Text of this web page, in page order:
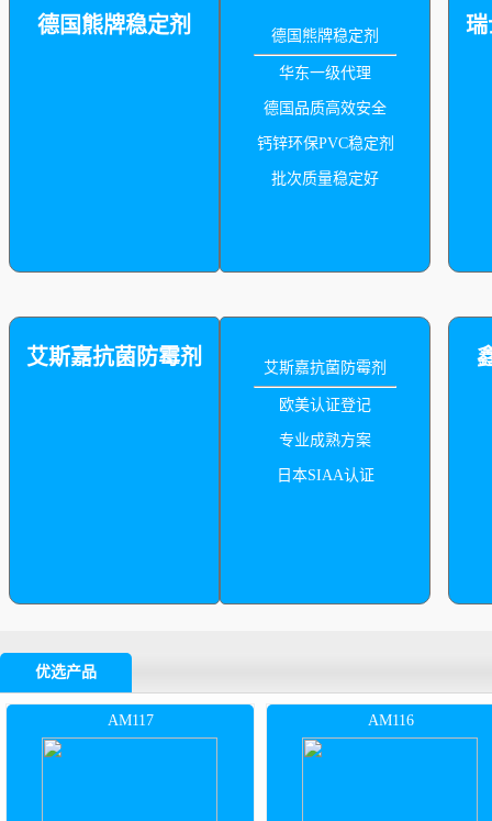
德国熊牌稳定剂 德国熊牌稳定剂
华东一级代理
德国品质高效安全
钙锌环保PVC稳定剂
批次质量稳定好
瑞
艾斯嘉抗菌防霉剂 艾斯嘉抗菌防霉剂
欧美认证登记
专业成熟方案
日本SIAA认证
优选产品
AM117 AM116